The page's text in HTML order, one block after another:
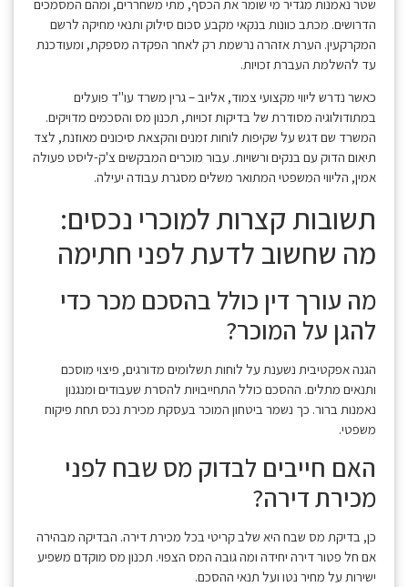
שטר נאמנות מגדיר מי שומר את הכסף, מתי משחררים, ומהם המסמכים
הדרושים. מכתב כוונות בנקאי מקבע סכום סילוק ותנאי מחיקה לרשם
המקרקעין. הערת אזהרה נרשמת רק לאחר הפקדה מספקת, ומעודכנת
עד להשלמת העברת זכויות.
כאשר נדרש ליווי מקצועי צמוד, אליוב – גרין משרד עו"ד פועלים
במתודולוגיה מסודרת של בדיקות זכויות, תכנון מס והסכמים מדויקים.
המשרד שם דגש על שקיפות לוחות זמנים והקצאת סיכונים מאוזנת, לצד
תיאום הדוק עם בנקים ורשויות. עבור מוכרים המבקשים צ'ק-ליסט פעולה
אמין, הליווי המשפטי המתואר משלים מסגרת עבודה יעילה.
תשובות קצרות למוכרי נכסים:
מה שחשוב לדעת לפני חתימה
מה עורך דין כולל בהסכם מכר כדי
להגן על המוכר?
הגנה אפקטיבית נשענת על לוחות תשלומים מדורגים, פיצוי מוסכם
ותנאים מתלים. ההסכם כולל התחייבויות להסרת שעבודים ומנגנון
נאמנות ברור. כך נשמר ביטחון המוכר בעסקת מכירת נכס תחת פיקוח
משפטי.
האם חייבים לבדוק מס שבח לפני
מכירת דירה?
כן, בדיקת מס שבח היא שלב קריטי בכל מכירת דירה. הבדיקה מבהירה
אם חל פטור דירה יחידה ומה גובה המס הצפוי. תכנון מס מוקדם משפיע
ישירות על מחיר נטו ועל תנאי ההסכם.